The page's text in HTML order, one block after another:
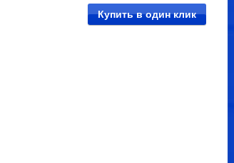
Купить в один клик